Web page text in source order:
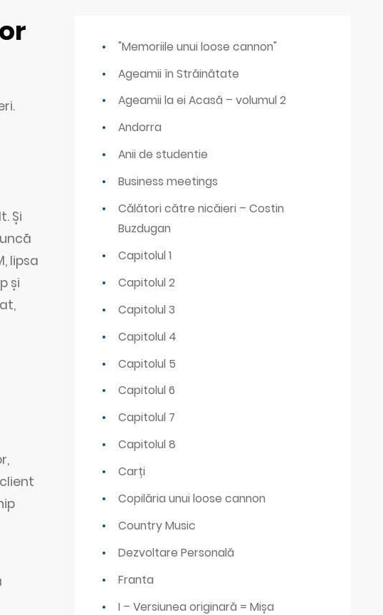
Și
lipsa
și
"Memoriile unui loose cannon"
Ageamii în Străinătate
Ageamii la ei Acasă – volumul 2
Andorra
Anii de studentie
Business meetings
Călători către nicăieri – Costin
Buzdugan
Capitolul 1
Capitolul 2
Capitolul 3
Capitolul 4
Capitolul 5
Capitolul 6
Capitolul 7
Capitolul 8
Carți
Copilăria unui loose cannon
Country Music
Dezvoltare Personală
Franta
I – Versiunea originară = Mișa